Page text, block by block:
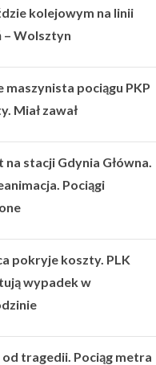
kolejowym na linii
– Wolsztyn
maszynista pociągu PKP
Miał zawał
na stacji Gdynia Główna.
Pociągi
pokryje koszty. PLK
wypadek w
od tragedii. Pociąg metra